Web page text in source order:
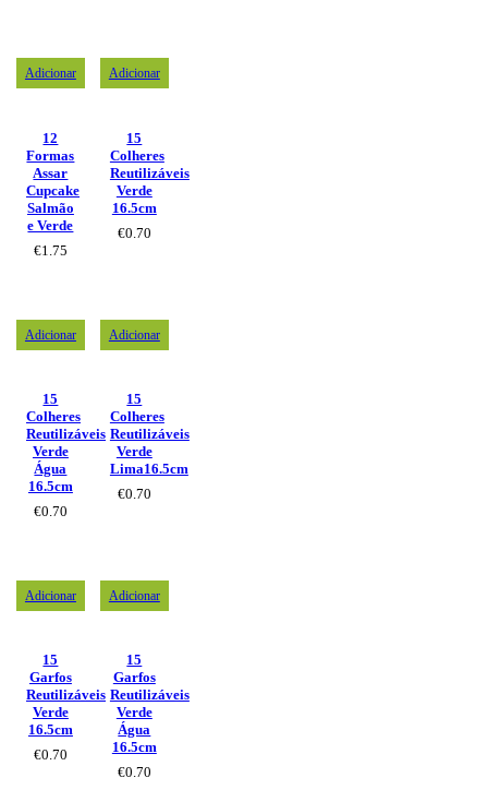
Adicionar
12
Formas
Assar
Cupcake
Salmão
e Verde
€1.75
Adicionar
15
Colheres
Reutilizáveis
Verde
16.5cm
€0.70
Adicionar
15
Colheres
Reutilizáveis
Verde
Água
16.5cm
€0.70
Adicionar
15
Colheres
Reutilizáveis
Verde
Lima16.5cm
€0.70
Adicionar
15
Garfos
Reutilizáveis
Verde
16.5cm
€0.70
Adicionar
15
Garfos
Reutilizáveis
Verde
Água
16.5cm
€0.70